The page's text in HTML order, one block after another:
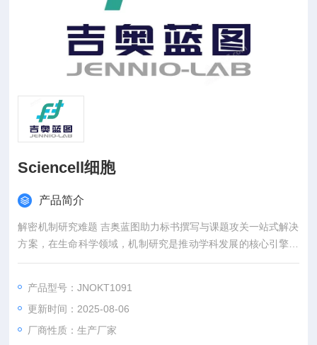
Sciencell细胞
产品简介
解密机制研究难题 吉奥蓝图助力标书撰写与课题攻关一站式解决
方案，在生命科学领域，机制研究是推动学科发展的核心引擎。
然而，从创新课题设计到高质量标书撰写，从复杂实验实施到科
困难、成果转化乏力。吉奥蓝图（JENNIO-LAB）依托全链式科
研平台与十年深耕经验，推出"机制研究课题全周期赋能计划"，
为科研工作者提供从理论创新到数据落地的完整解决方案。
产品型号：JNOKT1091
更新时间：2025-08-06
厂商性质：生产厂家